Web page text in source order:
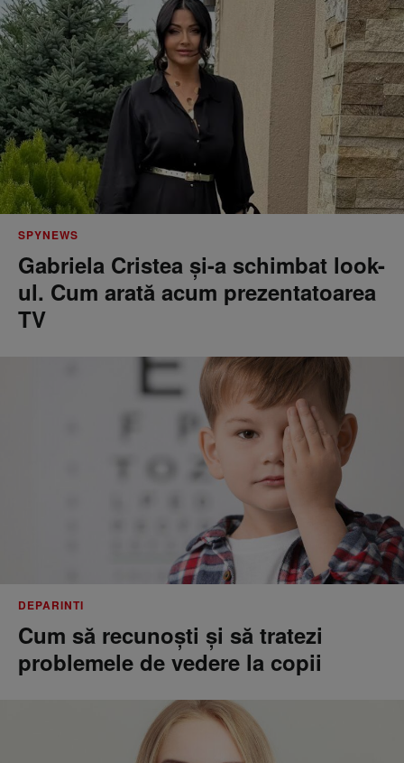
SPYNEWS
Gabriela Cristea și-a schimbat look-
ul. Cum arată acum prezentatoarea
TV
DEPARINTI
Cum să recunoști și să tratezi
problemele de vedere la copii